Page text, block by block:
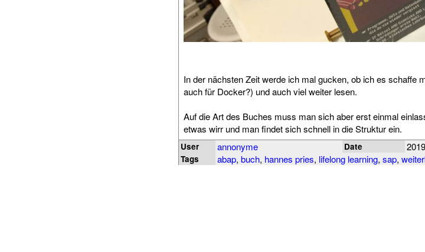
In der nächsten Zeit werde ich mal gucken, ob ich es schaffe
auch für Docker?) und auch viel weiter lesen.
Auf die Art des Buches muss man sich aber erst einmal
etwas wirr und man findet sich schnell in die Struktur ein.
User annonyme Date
Tags abap, buch, hannes pries, lifelong learning, sap,